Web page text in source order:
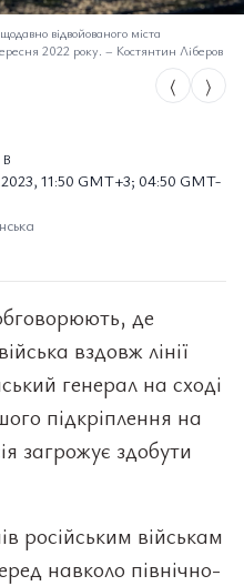
відвойованого міста
2022 року. – Костянтин Ліберов
⟨ ⟩
11:50 GMT+3; 04:50 GMT-
де
вздовж лінії
генерал на сході
підкріплення на
загрожує здобути
російським військам
навколо північно-